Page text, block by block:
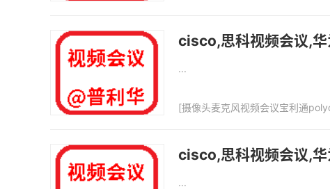
cisco,思科视频会议,
...
[摄像头麦克风视频会议宝利通
cisco,思科视频会议,
...